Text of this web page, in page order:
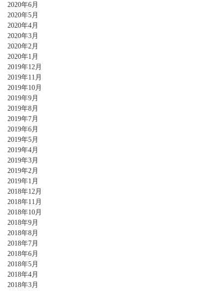
2020年6月
2020年5月
2020年4月
2020年3月
2020年2月
2020年1月
2019年12月
2019年11月
2019年10月
2019年9月
2019年8月
2019年7月
2019年6月
2019年5月
2019年4月
2019年3月
2019年2月
2019年1月
2018年12月
2018年11月
2018年10月
2018年9月
2018年8月
2018年7月
2018年6月
2018年5月
2018年4月
2018年3月